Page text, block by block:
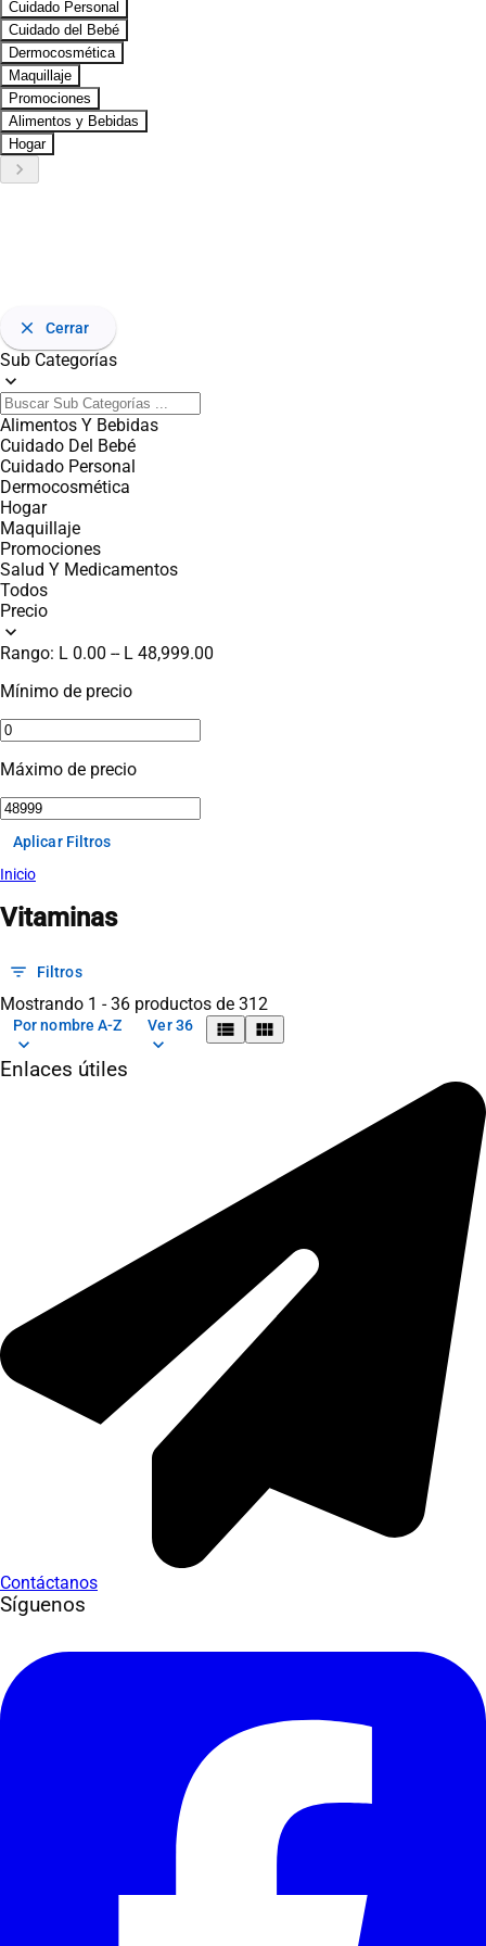
Cuidado Personal
Cuidado del Bebé
Dermocosmética
Maquillaje
Promociones
Alimentos y Bebidas
Hogar
keyboard_arrow_right
close Cerrar
Sub Categorías
expand_more
Alimentos Y Bebidas
Cuidado Del Bebé
Cuidado Personal
Dermocosmética
Hogar
Maquillaje
Promociones
Salud Y Medicamentos
Todos
Precio
expand_more
Rango: L 0.00 --L 48,999.00
Mínimo de precio
Máximo de precio
Aplicar Filtros
Inicio
Vitaminas
filter_list Filtros
Mostrando 1 - 36 productos de 312
Por nombre A-Z
keyboard_arrow_down
Ver 36
keyboard_arrow_down
view_list view_module
Enlaces útiles
Contáctanos
Síguenos